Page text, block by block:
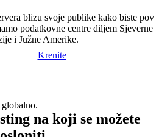
blizu svoje publike kako biste
podatkovne centre diljem Sjeverne
i Južne Amerike.
Krenite
na koji se možete